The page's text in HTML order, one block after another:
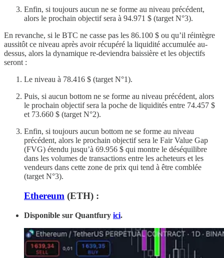
Enfin, si toujours aucun ne se forme au niveau précédent,
alors le prochain objectif sera à 94.971 $ (target N°3).
En revanche, si le BTC ne casse pas les 86.100 $ ou qu’il réintègre
aussitôt ce niveau après avoir récupéré la liquidité accumulée au-
dessus, alors la dynamique re-deviendra baissière et les objectifs
seront :
Le niveau à 78.416 $ (target N°1).
Puis, si aucun bottom ne se forme au niveau précédent, alors
le prochain objectif sera la poche de liquidités entre 74.457 $
et 73.660 $ (target N°2).
Enfin, si toujours aucun bottom ne se forme au niveau
précédent, alors le prochain objectif sera le Fair Value Gap
(FVG) étendu jusqu’à 69.956 $ qui montre le déséquilibre
dans les volumes de transactions entre les acheteurs et les
vendeurs dans cette zone de prix qui tend à être comblée
(target N°3).
Ethereum (ETH) :
Disponible sur Quantfury ici.